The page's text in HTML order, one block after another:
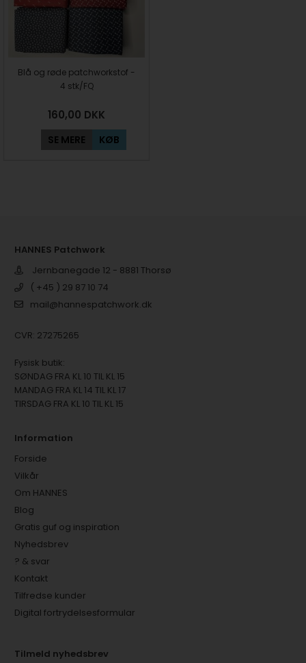
Blå og røde patchworkstof -
4 stk/FQ
160,00 DKK
SE MERE KØB
HANNES Patchwork
Jernbanegade 12 - 8881 Thorsø
( +45 ) 29 87 10 74
mail@hannespatchwork.dk
CVR: 27275265
Fysisk butik:
SØNDAG FRA KL 10 TIL KL 15
MANDAG FRA KL 14 TIL KL 17
TIRSDAG FRA KL 10 TIL KL 15
Information
Forside
Vilkår
Om HANNES
Blog
Gratis guf og inspiration
Nyhedsbrev
? & svar
Kontakt
Tilfredse kunder
Digital fortrydelsesformular
Tilmeld nyhedsbrev